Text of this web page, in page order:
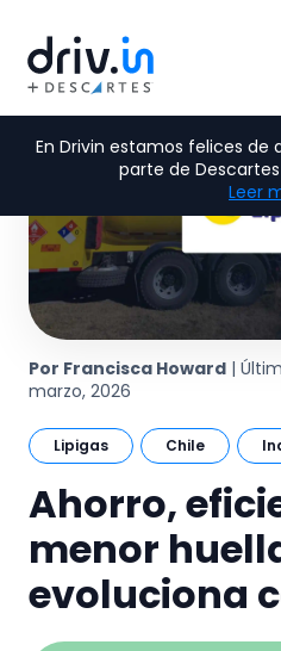
En Drivin estamos felices de
parte de
Leer
Por Francisca Howard |
marzo, 2026
Lipigas Chile
Ahorro,
menor
evoluciona